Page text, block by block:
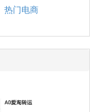
热门电商